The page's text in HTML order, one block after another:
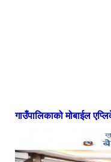
गाउँपालिकाको मोबाईल